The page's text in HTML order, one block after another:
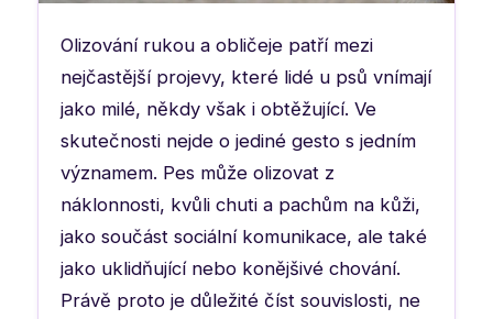
Olizování rukou a obličeje patří mezi
nejčastější projevy, které lidé u psů vnímají
jako milé, někdy však i obtěžující. Ve
skutečnosti nejde o jediné gesto s jedním
významem. Pes může olizovat z
náklonnosti, kvůli chuti a pachům na kůži,
jako součást sociální komunikace, ale také
jako uklidňující nebo konějšivé chování.
Právě proto je důležité číst souvislosti, ne